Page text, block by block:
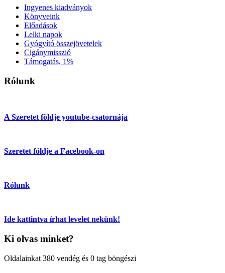
Ingyenes kiadványok
Könyveink
Előadások
Lelki napok
Gyógyító összejövetelek
Cigánymisszió
Támogatás, 1%
Rólunk
A Szeretet földje youtube-csatornája
Szeretet földje a Facebook-on
Rólunk
Ide kattintva írhat levelet nekünk!
Ki olvas minket?
Oldalainkat 380 vendég és 0 tag böngészi